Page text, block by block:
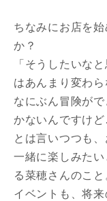
ちなみにお店を
か？
「そうしたいな
はあんまり変わら
なにぶん冒険が
かないんですけ
とは言いつつも
一緒に楽しみた
る菜穂さんのこと
イベントも、将